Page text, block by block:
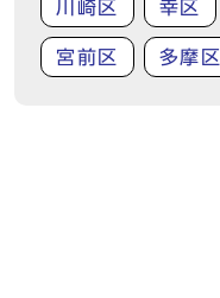
川崎区 幸区
宮前区 多摩区